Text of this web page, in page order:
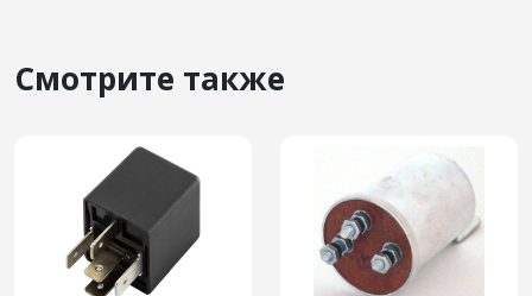
Смотрите также